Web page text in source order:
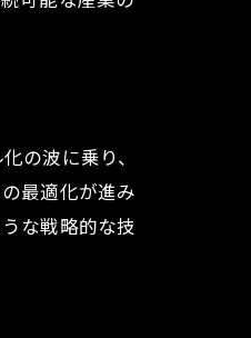
の波に乗り、
最適化が進み
な戦略的な技